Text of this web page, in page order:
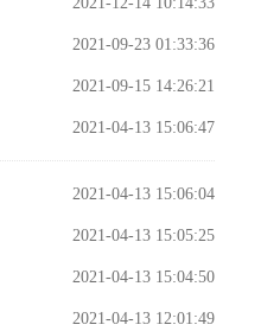
2021-09-23 01:33:36
2021-09-15 14:26:21
2021-04-13 15:06:47
2021-04-13 15:06:04
2021-04-13 15:05:25
2021-04-13 15:04:50
2021-04-13 12:01:49